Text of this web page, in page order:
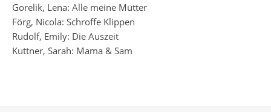
Gorelik, Lena: Alle meine Mütter
Förg, Nicola: Schroffe Klippen
Rudolf, Emily: Die Auszeit
Kuttner, Sarah: Mama & Sam